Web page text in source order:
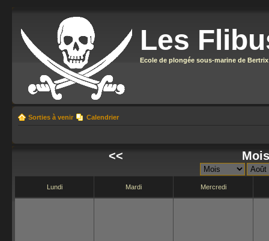
Les
Ecole de plongée sous-marine de Bertrix
Sorties à venir Calendrier
<<
Lundi Mardi Mercredi